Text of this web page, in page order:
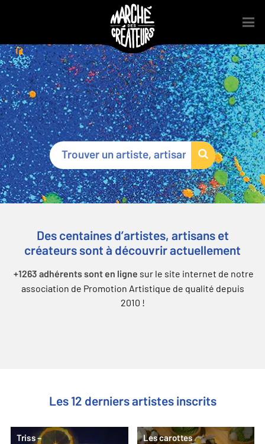
Marché des Créateurs®
Des centaines d’artistes, artisans et
créateurs sont à découvrir actuellement
+1263 adhérents sont en ligne sur le site internet de notre
association de Promotion Artistique de qualité depuis
2010 !
Les 12 derniers artistes inscrits
Triss –
Les carottes